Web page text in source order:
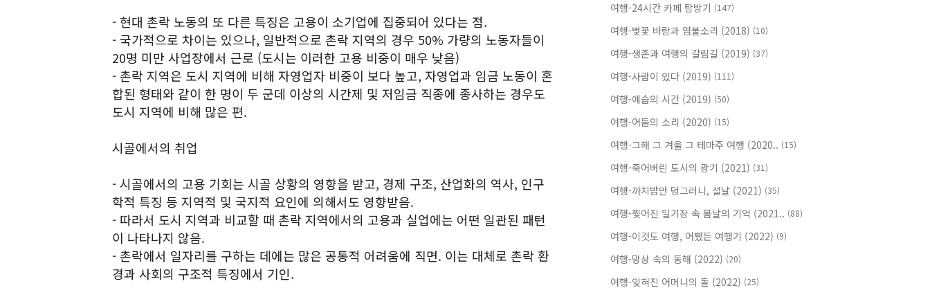
- 현대 촌락 노동의 또 다른 특징은 고용이 소기업에 집중되어 있다는 점.
- 국가적으로 차이는 있으나, 일반적으로 촌락 지역의 경우 50% 가량의 노동자들이
20명 미만 사업장에서 근로 (도시는 이러한 고용 비중이 매우 낮음)
- 촌락 지역은 도시 지역에 비해 자영업자 비중이 보다 높고, 자영업과 임금 노동이 혼
합된 형태와 같이 한 명이 두 군데 이상의 시간제 및 저임금 직종에 종사하는 경우도
도시 지역에 비해 많은 편.
시골에서의 취업
- 시골에서의 고용 기회는 시골 상황의 영향을 받고, 경제 구조, 산업화의 역사, 인구
학적 특징 등 지역적 및 국지적 요인에 의해서도 영향받음.
- 따라서 도시 지역과 비교할 때 촌락 지역에서의 고용과 실업에는 어떤 일관된 패턴
이 나타나지 않음.
- 촌락에서 일자리를 구하는 데에는 많은 공통적 어려움에 직면. 이는 대체로 촌락 환
경과 사회의 구조적 특징에서 기인.
여행-24시간 카페 탐방기 (147)
여행-벚꽃 바람과 염불소리 (2018) (10)
여행-생존과 여행의 갈림길 (2019) (37)
여행-사람이 있다 (2019) (111)
여행-예습의 시간 (2019) (50)
여행-어둠의 소리 (2020) (15)
여행-그해 그 겨울 그 테마주 여행 (2020.. (15)
여행-죽어버린 도시의 광기 (2021) (31)
여행-까치밥만 덩그러니, 설날 (2021) (35)
여행-찢어진 일기장 속 봄날의 기억 (2021.. (88)
여행-이것도 여행, 어쨌든 여행기 (2022) (9)
여행-망상 속의 동해 (2022) (20)
여행-잊혀진 어머니의 돌 (2022) (25)